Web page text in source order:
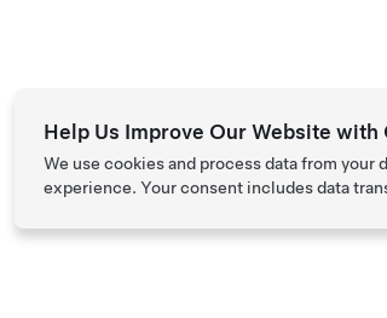
Help Us Improve Our Website with
We use cookies and process data from
experience. Your consent includes data